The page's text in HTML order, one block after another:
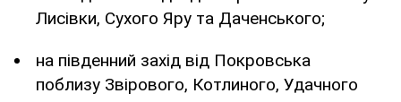
Лисівки, Сухого Яру та Даченського;
на південний захід від Покровська
поблизу Звірового, Котлиного, Удачного